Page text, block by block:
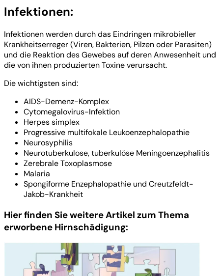
Infektionen:
Infektionen werden durch das Eindringen mikrobieller
Krankheitserreger (Viren, Bakterien, Pilzen oder Parasiten)
und die Reaktion des Gewebes auf deren Anwesenheit und
die von ihnen produzierten Toxine verursacht.
Die wichtigsten sind:
AIDS-Demenz-Komplex
Cytomegalovirus-Infektion
Herpes simplex
Progressive multifokale Leukoenzephalopathie
Neurosyphilis
Neurotuberkulose, tuberkulöse Meningoenzephalitis
Zerebrale Toxoplasmose
Malaria
Spongiforme Enzephalopathie und Creutzfeldt-
Jakob-Krankheit
Hier finden Sie weitere Artikel zum Thema
erworbene Hirnschädigung: